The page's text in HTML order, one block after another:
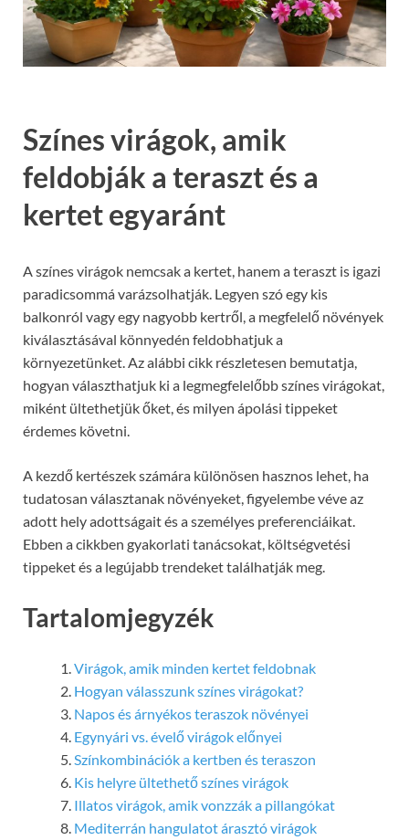
Színes virágok, amik
feldobják a teraszt és a
kertet egyaránt
A színes virágok nemcsak a kertet, hanem a teraszt is igazi
paradicsommá varázsolhatják. Legyen szó egy kis
balkonról vagy egy nagyobb kertről, a megfelelő növények
kiválasztásával könnyedén feldobhatjuk a
környezetünket. Az alábbi cikk részletesen bemutatja,
hogyan választhatjuk ki a legmegfelelőbb színes virágokat,
miként ültethetjük őket, és milyen ápolási tippeket
érdemes követni.
A kezdő kertészek számára különösen hasznos lehet, ha
tudatosan választanak növényeket, figyelembe véve az
adott hely adottságait és a személyes preferenciáikat.
Ebben a cikkben gyakorlati tanácsokat, költségvetési
tippeket és a legújabb trendeket találhatják meg.
Tartalomjegyzék
Virágok, amik minden kertet feldobnak
Hogyan válasszunk színes virágokat?
Napos és árnyékos teraszok növényei
Egynyári vs. évelő virágok előnyei
Színkombinációk a kertben és teraszon
Kis helyre ültethető színes virágok
Illatos virágok, amik vonzzák a pillangókat
Mediterrán hangulatot árasztó virágok